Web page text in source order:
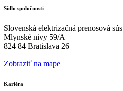
Sídlo spoločnosti
Slovenská elektrizačná prenosová
Mlynské nivy 59/A
824 84 Bratislava 26
Zobraziť na mape
Kariéra